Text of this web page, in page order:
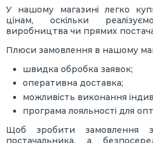
У нашому магазині легко
цінам, оскільки
виробництва чи прямих
Плюси замовлення в нашому
швидка обробка заявок;
оперативна доставка;
можливість виконання
програма лояльності для
Щоб зробити замовлення
постачальника, а